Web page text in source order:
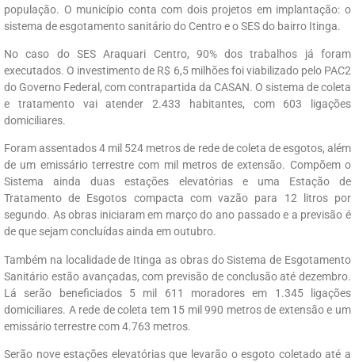
população. O município conta com dois projetos em implantação: o
sistema de esgotamento sanitário do Centro e o SES do bairro Itinga.
No caso do SES Araquari Centro, 90% dos trabalhos já foram
executados. O investimento de R$ 6,5 milhões foi viabilizado pelo PAC2
do Governo Federal, com contrapartida da CASAN. O sistema de coleta
e tratamento vai atender 2.433 habitantes, com 603 ligações
domiciliares.
Foram assentados 4 mil 524 metros de rede de coleta de esgotos, além
de um emissário terrestre com mil metros de extensão. Compõem o
Sistema ainda duas estações elevatórias e uma Estação de
Tratamento de Esgotos compacta com vazão para 12 litros por
segundo. As obras iniciaram em março do ano passado e a previsão é
de que sejam concluídas ainda em outubro.
Também na localidade de Itinga as obras do Sistema de Esgotamento
Sanitário estão avançadas, com previsão de conclusão até dezembro.
Lá serão beneficiados 5 mil 611 moradores em 1.345 ligações
domiciliares. A rede de coleta tem 15 mil 990 metros de extensão e um
emissário terrestre com 4.763 metros.
Serão nove estações elevatórias que levarão o esgoto coletado até a